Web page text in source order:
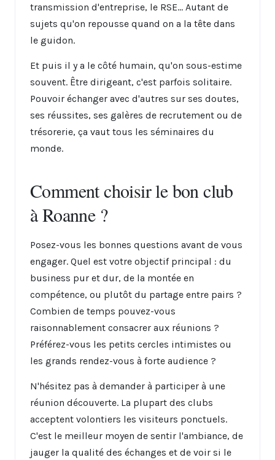
transmission d'entreprise, le RSE... Autant de
sujets qu'on repousse quand on a la tête dans
le guidon.
Et puis il y a le côté humain, qu'on sous-estime
souvent. Être dirigeant, c'est parfois solitaire.
Pouvoir échanger avec d'autres sur ses doutes,
ses réussites, ses galères de recrutement ou de
trésorerie, ça vaut tous les séminaires du
monde.
Comment choisir le bon club
à Roanne ?
Posez-vous les bonnes questions avant de vous
engager. Quel est votre objectif principal : du
business pur et dur, de la montée en
compétence, ou plutôt du partage entre pairs ?
Combien de temps pouvez-vous
raisonnablement consacrer aux réunions ?
Préférez-vous les petits cercles intimistes ou
les grands rendez-vous à forte audience ?
N'hésitez pas à demander à participer à une
réunion découverte. La plupart des clubs
acceptent volontiers les visiteurs ponctuels.
C'est le meilleur moyen de sentir l'ambiance, de
jauger la qualité des échanges et de voir si le